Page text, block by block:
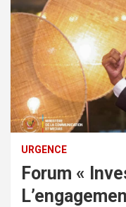
URGENCE
Forum «